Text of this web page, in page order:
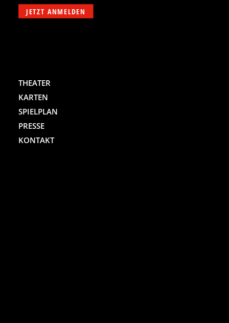
JETZT ANMELDEN
THEATER
KARTEN
SPIELPLAN
PRESSE
KONTAKT